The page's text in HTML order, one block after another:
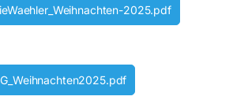
2025.pdf